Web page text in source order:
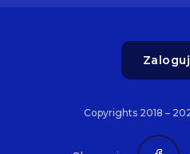
Zaloguj
Copyrights 2018 –